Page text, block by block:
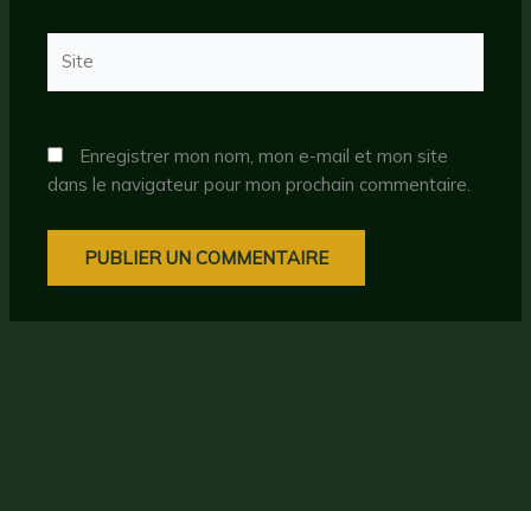
Enregistrer mon nom, mon e-mail et mon site
dans le navigateur pour mon prochain commentaire.